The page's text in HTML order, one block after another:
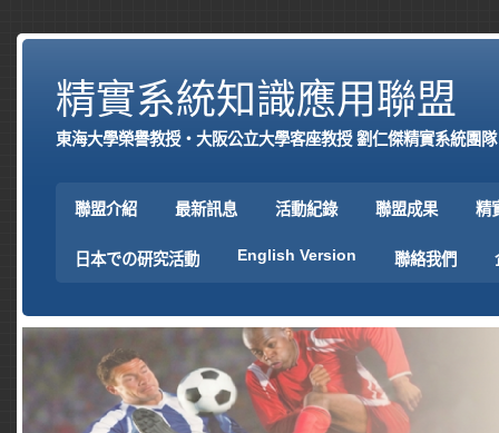
精實系統知識應用聯盟
東海大學榮譽教授‧大阪公立大學客座教授 劉仁傑精實系統團隊
聯盟介紹 最新訊息 活動紀錄 聯盟成果 精
日本での研究活動 English Version 聯絡我們